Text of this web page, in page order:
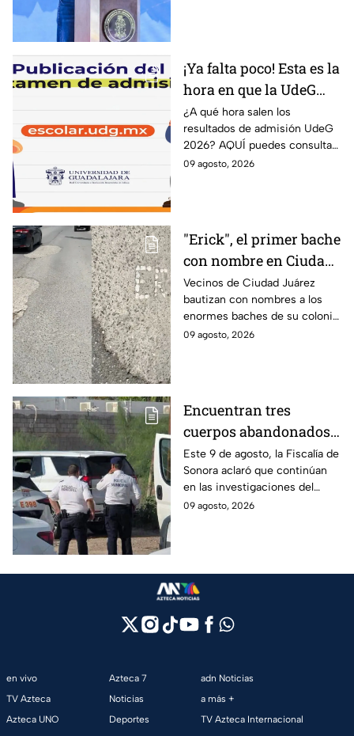
¡Ya falta poco! Esta es la
hora en que la UdeG
publica los resultados
de admisión 2026 y
AQUÍ puedes
consultarlos
¿A qué hora salen los
resultados de admisión UdeG
2026? AQUÍ puedes consultar
el dictamen este lunes 10 de
09 agosto, 2026
"Erick", el primer bache
con nombre en Ciudad
Juárez
Vecinos de Ciudad Juárez
bautizan con nombres a los
enormes baches de su colonia
como protesta ante la falta de
09 agosto, 2026
Encuentran tres
cuerpos abandonados
en Hermosillo, Sonora;
todo apunta a crimen
pasional
Este 9 de agosto, la Fiscalía de
Sonora aclaró que continúan
en las investigaciones del
hallazgo de tres cuerpos
09 agosto, 2026
en vivo
TV Azteca
Azteca UNO
Azteca 7
Noticias
Deportes
adn Noticias
a más +
TV Azteca Internacional